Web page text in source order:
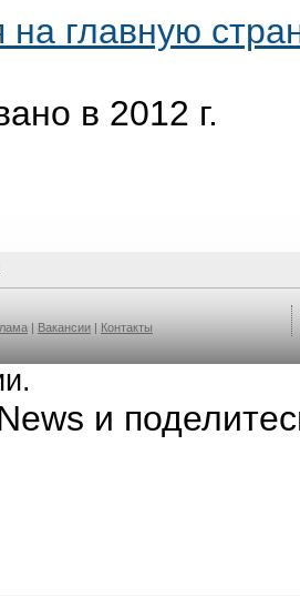
на главную
в 2012 г.
| Вакансии | Контакты
и